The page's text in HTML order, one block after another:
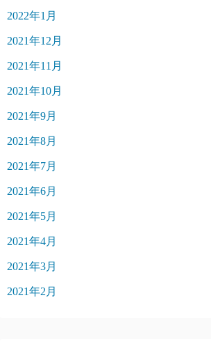
2022年1月
2021年12月
2021年11月
2021年10月
2021年9月
2021年8月
2021年7月
2021年6月
2021年5月
2021年4月
2021年3月
2021年2月